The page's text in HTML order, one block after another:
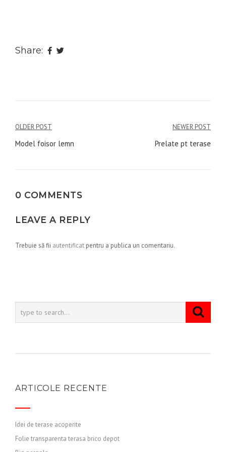
Share:
Navigare
în
OLDER POST
Model foisor lemn
NEWER POST
Prelate pt terase
0 COMMENTS
LEAVE A REPLY
Trebuie să fii autentificat pentru a publica un comentariu.
ARTICOLE RECENTE
Idei de terase acoperite
Folie transparenta terasa brico depot